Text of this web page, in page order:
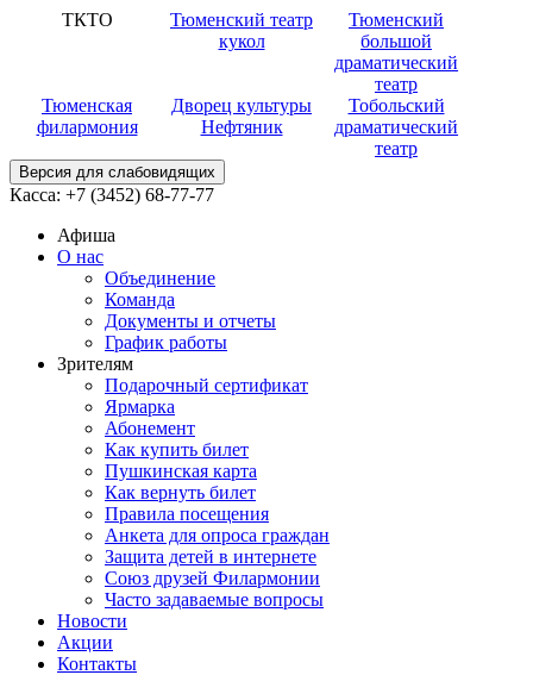
ТКТО
Тюменский театр
кукол
Тюменский
большой
драматический
театр
Тюменская
филармония
Дворец культуры
Нефтяник
Тобольский
драматический
театр
Версия для слабовидящих
Касса: +7 (3452) 68-77-77
Афиша
О нас
Объединение
Команда
Документы и отчеты
График работы
Зрителям
Подарочный сертификат
Ярмарка
Абонемент
Как купить билет
Пушкинская карта
Как вернуть билет
Правила посещения
Анкета для опроса граждан
Защита детей в интернете
Союз друзей Филармонии
Часто задаваемые вопросы
Новости
Акции
Контакты